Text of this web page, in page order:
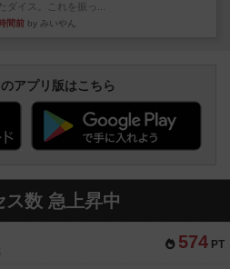
ダイス。これを振っ...
間前 by みいやん
アプリ版はこちら
ス数 急上昇中
574 PT